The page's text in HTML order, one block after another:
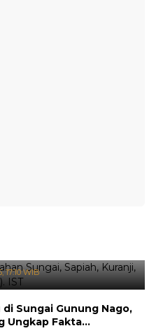
Banjir Terdeteksi di
17:10 WIB
Sungai Gunung Nago,
Ungkap Fakta